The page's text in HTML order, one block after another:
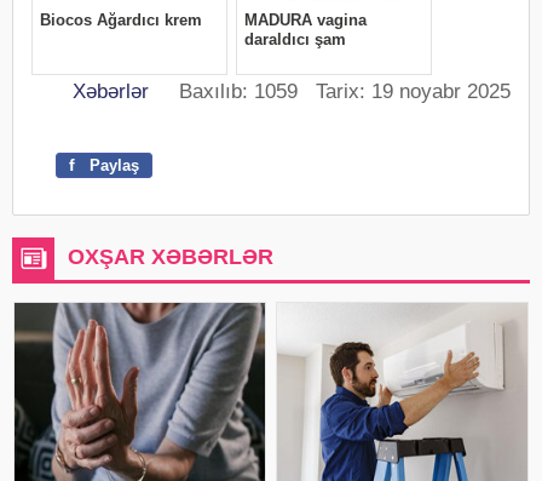
Xəbərlər Baxılıb: 1059 Tarix: 19 noyabr 2025
f Paylaş
OXŞAR XƏBƏRLƏR